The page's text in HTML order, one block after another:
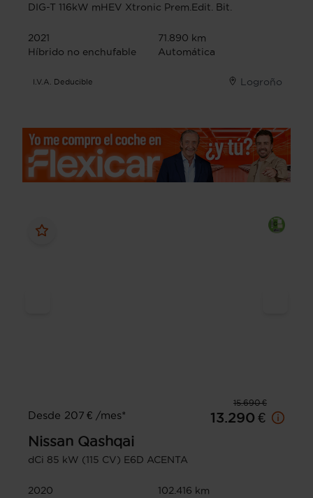
DIG-T 116kW mHEV Xtronic Prem.Edit. Bit.
2021
71.890 km
Híbrido no enchufable
Automática
I.V.A. Deducible Logroño
15.690 €
Desde 207 € /mes*
13.290 €
Nissan Qashqai
dCi 85 kW (115 CV) E6D ACENTA
2020
102.416 km